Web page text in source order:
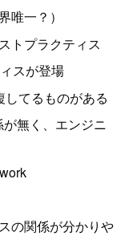
唯一？）
トプラクティス
スが登場
てるものがある
無く、エンジニ
の関係が分かりや